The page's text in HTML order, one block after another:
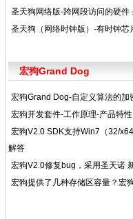
圣天狗网络版-跨网段访问的硬件
圣天狗（网络时钟版）-有时钟芯
宏狗Grand Dog
宏狗Grand Dog-自定义算法的加
宏狗开发套件-工作原理-产品特性
宏狗V2.0 SDK支持Win7（32/
解答
宏狗V2.0修复bug，采用圣天诺
宏狗提供了几种存储区容量？宏